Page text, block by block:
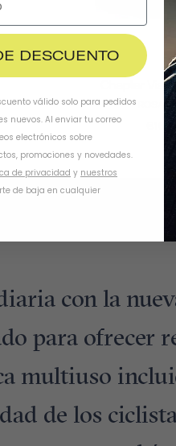
Chapter
ROSA
con la
para
multiuso
de los
DESCUENTO
válido solo para pedidos
nuevos. Al enviar tu correo
electrónicos sobre
promociones y novedades.
de privacidad y nuestros
de baja en cualquier